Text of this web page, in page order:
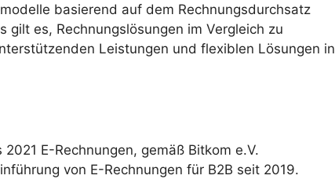
basierend auf dem Rechnungsdurchsatz
es, Rechnungslösungen im Vergleich zu
Leistungen und flexiblen Lösungen in
E-Rechnungen, gemäß Bitkom e.V.
von E-Rechnungen für B2B seit 2019.